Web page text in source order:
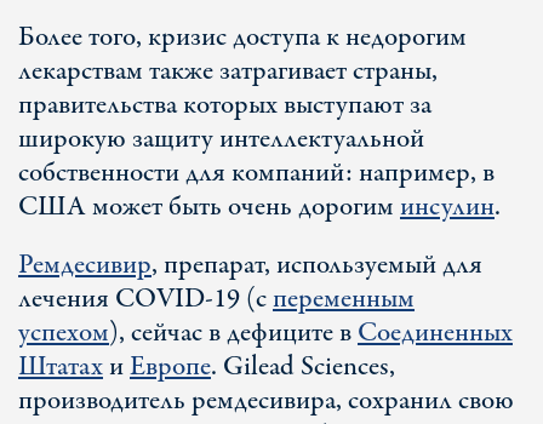
Более того, кризис доступа к недорогим
лекарствам также затрагивает страны,
правительства которых выступают за
широкую защиту интеллектуальной
собственности для компаний: например, в
США может быть очень дорогиминсулин.
Ремдесивир, препарат, используемый для
лечения COVID-19 (спеременным
успехом), сейчас в дефиците вСоединенных
ШтатахиЕвропе. Gilead Sciences,
производитель ремдесивира, сохранил свою